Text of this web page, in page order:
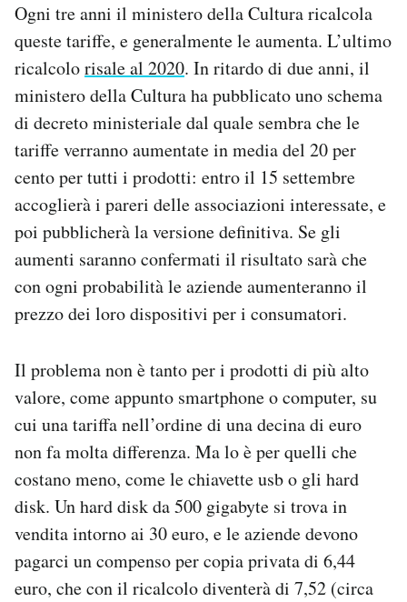
Ogni tre anni il ministero della Cultura ricalcola
queste tariffe, e generalmente le aumenta. L’ultimo
ricalcolorisale al 2020. In ritardo di due anni, il
ministero della Cultura ha pubblicato uno schema
di decreto ministeriale dal quale sembra che le
tariffe verranno aumentate in media del 20 per
cento per tutti i prodotti: entro il 15 settembre
accoglierà i pareri delle associazioni interessate, e
poi pubblicherà la versione definitiva. Se gli
aumenti saranno confermati il risultato sarà che
con ogni probabilità le aziende aumenteranno il
prezzo dei loro dispositivi per i consumatori.
Il problema non è tanto per i prodotti di più alto
valore, come appunto smartphone o computer, su
cui una tariffa nell’ordine di una decina di euro
non fa molta differenza. Ma lo è per quelli che
costano meno, come le chiavette usb o gli hard
disk. Un hard disk da 500 gigabyte si trova in
vendita intorno ai 30 euro, e le aziende devono
pagarci un compenso per copia privata di 6,44
euro, che con il ricalcolo diventerà di 7,52 (circa